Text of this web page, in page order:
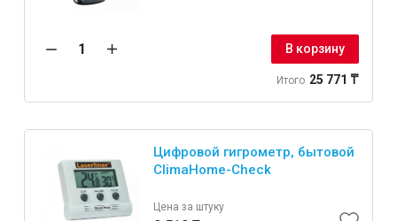
В корзину
Итого 25 771 ₸
Цифровой гигрометр, бытовой
ClimaHome-Check
Цена за штуку